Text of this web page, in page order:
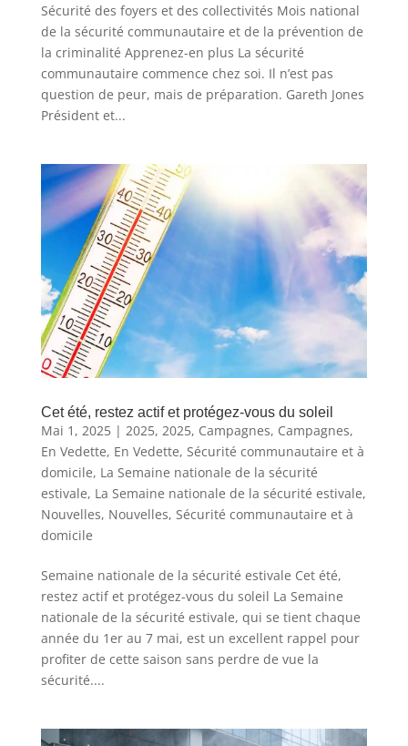
Sécurité des foyers et des collectivités Mois national
de la sécurité communautaire et de la prévention de
la criminalité Apprenez-en plus La sécurité
communautaire commence chez soi. Il n’est pas
question de peur, mais de préparation. Gareth Jones
Président et...
Cet été, restez actif et protégez-vous du soleil
Mai 1, 2025| 2025, 2025, Campagnes, Campagnes,
En Vedette, En Vedette, Sécurité communautaire et à
domicile, La Semaine nationale de la sécurité
estivale, La Semaine nationale de la sécurité estivale,
Nouvelles, Nouvelles, Sécurité communautaire et à
domicile
Semaine nationale de la sécurité estivale Cet été,
restez actif et protégez-vous du soleil La Semaine
nationale de la sécurité estivale, qui se tient chaque
année du 1er au 7 mai, est un excellent rappel pour
profiter de cette saison sans perdre de vue la
sécurité....